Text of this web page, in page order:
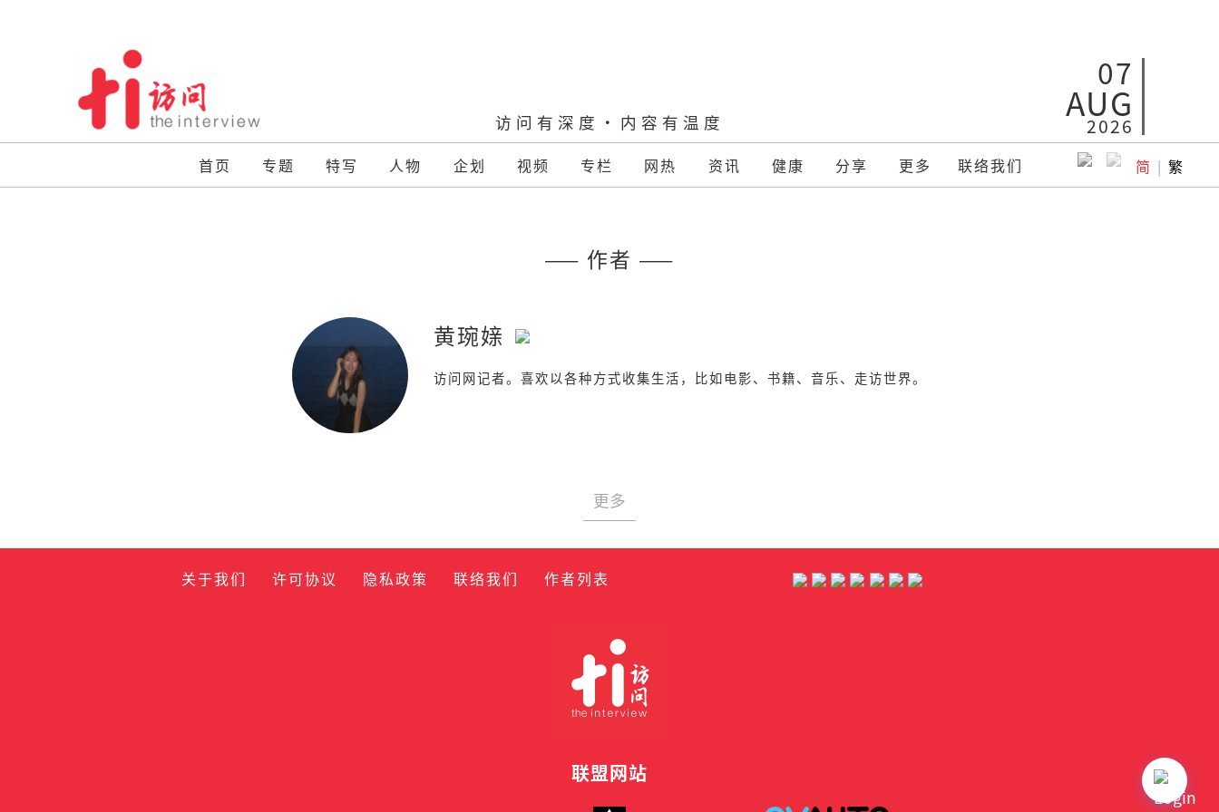
访问有深度·内容有温度
07
AUG
2026
首页 专题 特写 人物 企划 视频 专栏 网热 资讯 健康 分享 更多 联络我们 简 | 繁
—— 作者 ——
黄琬媇
访问网记者。喜欢以各种方式收集生活，比如电影、书籍、音乐、走访世界。
更多
关于我们 许可协议 隐私政策 联络我们 作者列表
联盟网站